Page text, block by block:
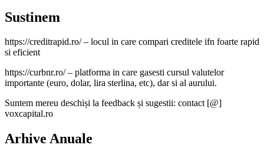
Sustinem
https://creditrapid.ro/ – locul in care compari creditele ifn foarte rapid
si eficient
https://curbnr.ro/ – platforma in care gasesti cursul valutelor
importante (euro, dolar, lira sterlina, etc), dar si al aurului.
Suntem mereu deschiși la feedback și sugestii: contact [@]
voxcapital.ro
Arhive Anuale